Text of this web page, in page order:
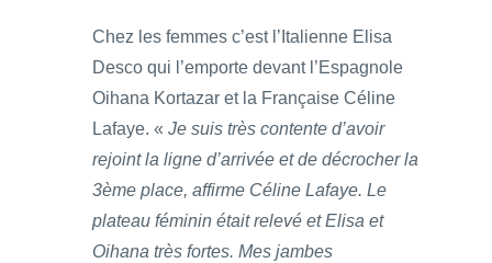
Chez les femmes c’est l’Italienne Elisa
Desco qui l’emporte devant l’Espagnole
Oihana Kortazar et la Française Céline
Lafaye. « Je suis très contente d’avoir
rejoint la ligne d’arrivée et de décrocher la
3ème place, affirme Céline Lafaye. Le
plateau féminin était relevé et Elisa et
Oihana très fortes. Mes jambes